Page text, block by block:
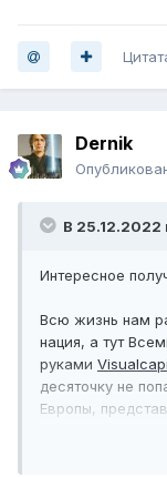
Dernik
В 25.12.2022
Интересное
Всю жизнь нам
нация, а тут
руками
десяточку не
Европы,